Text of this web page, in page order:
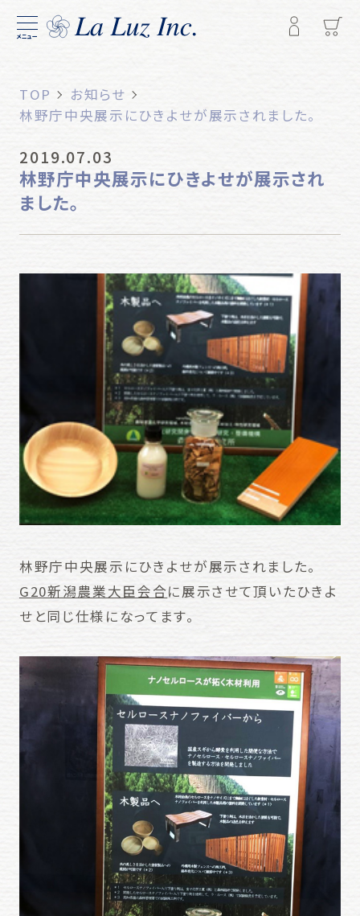
メニュー
TOP
お知らせ
林野庁中央展示にひきよせが展示されました。
2019.07.03
林野庁中央展示にひきよせが展示され
ました。
林野庁中央展示にひきよせが展示されました。
G20新潟農業大臣会合に展示させて頂いたひきよ
せと同じ仕様になってます。